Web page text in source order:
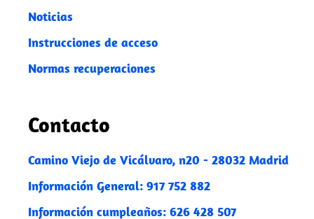
Noticias
Instrucciones de acceso
Normas recuperaciones
Contacto
Camino Viejo de Vicálvaro, n20 - 28032 Madrid
Información General: 917 752 882
Información cumpleaños: 626 428 507